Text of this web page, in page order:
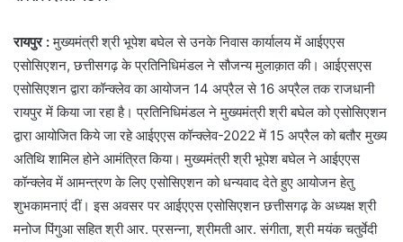
रायपुर :मुख्यमंत्री श्री भूपेश बघेल से उनके निवास कार्यालय में आईएएस
एसोसिएशन, छत्तीसगढ़ के प्रतिनिधिमंडल ने सौजन्य मुलाक़ात की। आईएसएस
एसोसिएशन द्वारा कॉन्क्लेव का आयोजन 14 अप्रैल से 16 अप्रैल तक राजधानी
रायपुर में किया जा रहा है। प्रतिनिधिमंडल ने मुख्यमंत्री श्री बघेल को एसोसिएशन
द्वारा आयोजित किये जा रहे आईएएस कॉन्क्लेव-2022 में 15 अप्रैल को बतौर मुख्य
अतिथि शामिल होने आमंत्रित किया। मुख्यमंत्री श्री भूपेश बघेल ने आईएएस
कॉन्क्लेव में आमन्त्रण के लिए एसोसिएशन को धन्यवाद देते हुए आयोजन हेतु
शुभकामनाएं दीं। इस अवसर पर आईएएस एसोसिएशन छत्तीसगढ़ के अध्यक्ष श्री
मनोज पिंगुआ सहित श्री आर. प्रसन्ना, श्रीमती आर. संगीता, श्री मयंक चतुर्वेदी